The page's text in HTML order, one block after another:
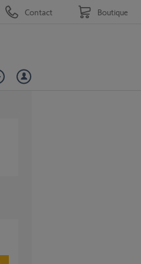
Contact Boutique